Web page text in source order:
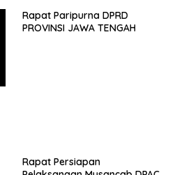
Rapat Paripurna DPRD
PROVINSI JAWA TENGAH
Rapat Persiapan